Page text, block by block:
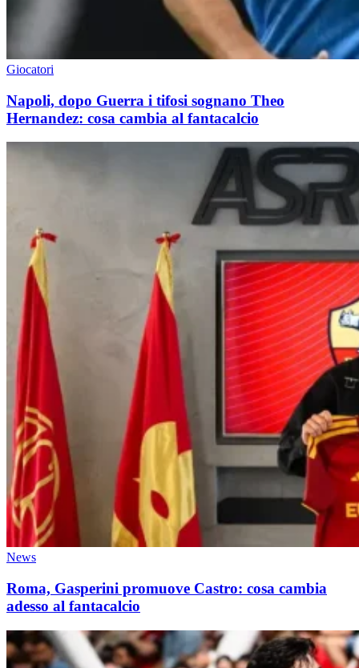
Giocatori
Napoli, dopo Guerra i tifosi sognano Theo
Hernandez: cosa cambia al fantacalcio
News
Roma, Gasperini promuove Castro: cosa cambia
adesso al fantacalcio